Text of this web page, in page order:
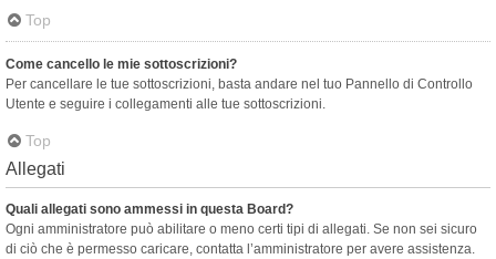
Top
Come cancello le mie sottoscrizioni?
Per cancellare le tue sottoscrizioni, basta andare nel tuo Pannello di Controllo
Utente e seguire i collegamenti alle tue sottoscrizioni.
Top
Allegati
Quali allegati sono ammessi in questa Board?
Ogni amministratore può abilitare o meno certi tipi di allegati. Se non sei sicuro
di ciò che è permesso caricare, contatta l’amministratore per avere assistenza.